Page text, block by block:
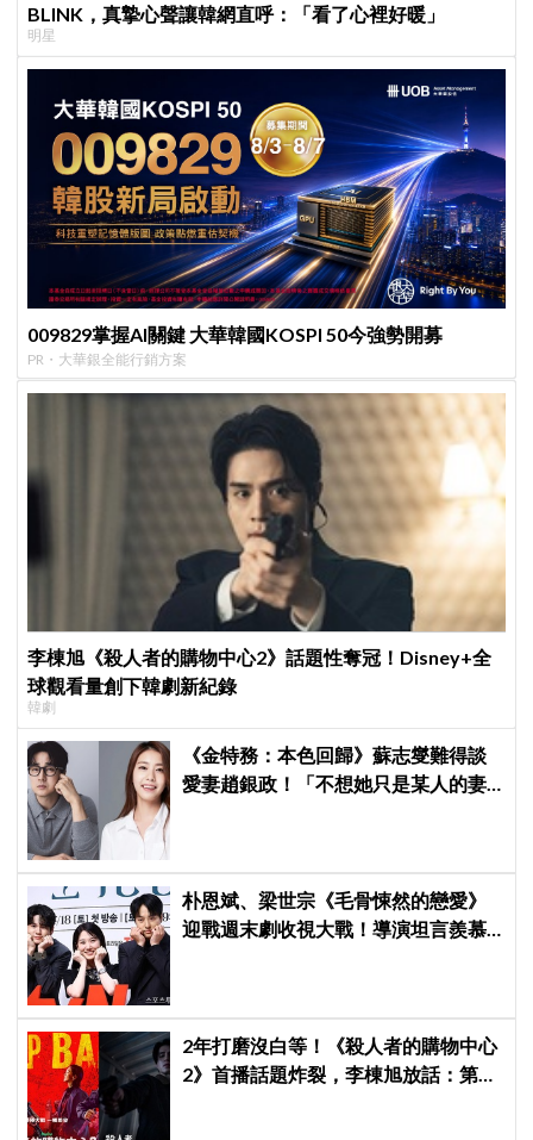
BLINK，真摯心聲讓韓網直呼：「看了心裡好暖」
明星
009829掌握AI關鍵 大華韓國KOSPI 50今強勢開募
PR・大華銀全能行銷方案
李棟旭《殺人者的購物中心2》話題性奪冠！Disney+全
球觀看量創下韓劇新紀錄
韓劇
《金特務：本色回歸》蘇志燮難得談
愛妻趙銀政！「不想她只是某人的妻
朴恩斌、梁世宗《毛骨悚然的戀愛》
迎戰週末劇收視大戰！導演坦言羨慕
2年打磨沒白等！《殺人者的購物中心
2》首播話題炸裂，李棟旭放話：第三